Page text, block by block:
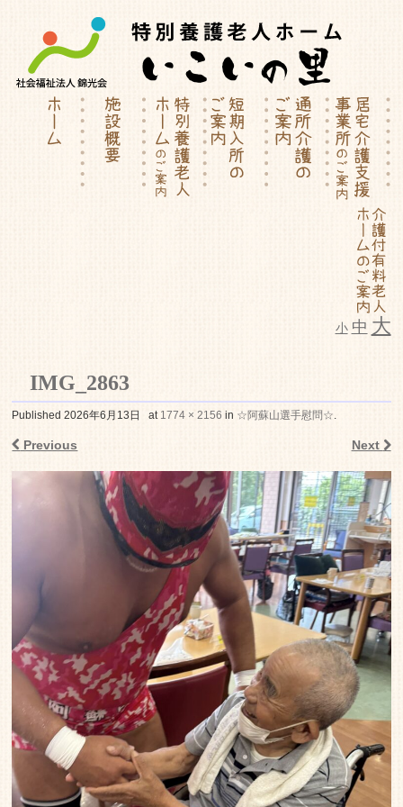
小 中 大
特別養護老人ホーム | 介護付有料
老人ホーム いこいの里
IMG_2863
Published2026年6月13日 at 1774 × 2156 in ☆阿蘇山選手慰問☆.
Previous Next